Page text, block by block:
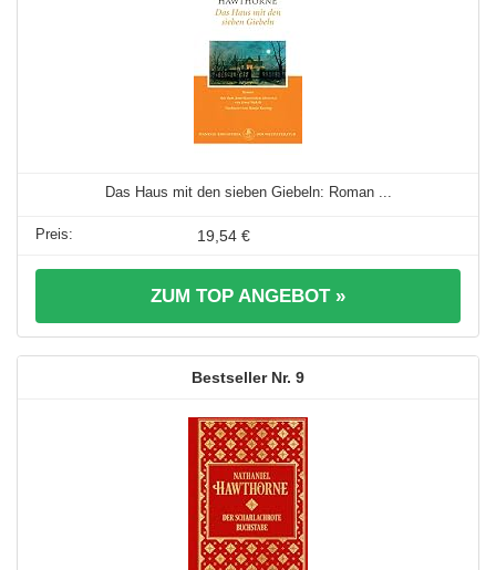
Das Haus mit den sieben Giebeln: Roman ...
19,54 €
ZUM TOP ANGEBOT »
9